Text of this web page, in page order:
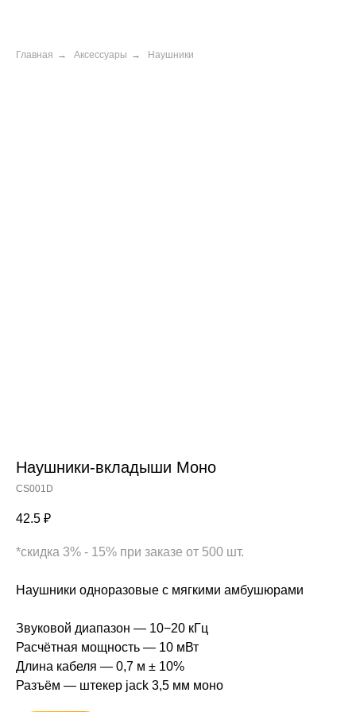
Главная → Аксессуары → Наушники
Наушники-вкладыши Моно
CS001D
42.5 ₽
*скидка 3% - 15% при заказе от 500 шт.
Наушники одноразовые с мягкими амбушюрами
Звуковой диапазон — 10−20 кГц
Расчётная мощность — 10 мВт
Длина кабеля — 0,7 м ± 10%
Разъём — штекер jack 3,5 мм моно